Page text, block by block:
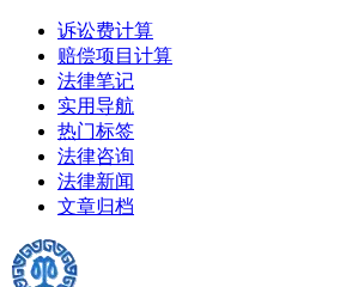
诉讼费计算
赔偿项目计算
法律笔记
实用导航
热门标签
法律咨询
法律新闻
文章归档